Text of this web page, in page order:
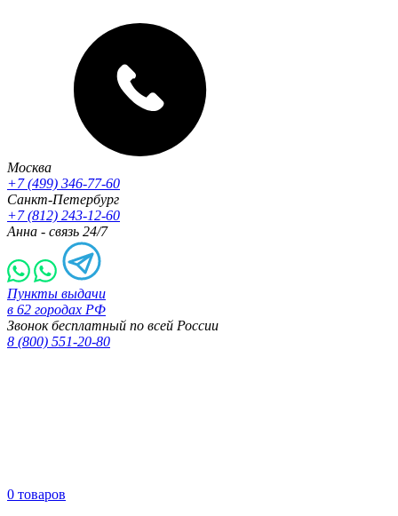
Москва
+7 (499) 346-77-60
Санкт-Петербург
+7 (812) 243-12-60
Анна - связь 24/7
Пункты выдачи
в 62 городах РФ
Звонок бесплатный по всей России
8 (800) 551-20-80
0 товаров